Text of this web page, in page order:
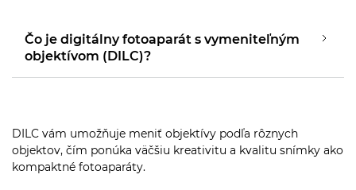
Čo je digitálny fotoaparát s vymeniteľným
objektívom (DILC)?
DILC vám umožňuje meniť objektívy podľa rôznych
objektov, čím ponúka väčšiu kreativitu a kvalitu snímky ako
kompaktné fotoaparáty.